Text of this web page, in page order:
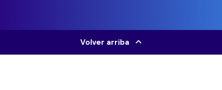
Volver arriba